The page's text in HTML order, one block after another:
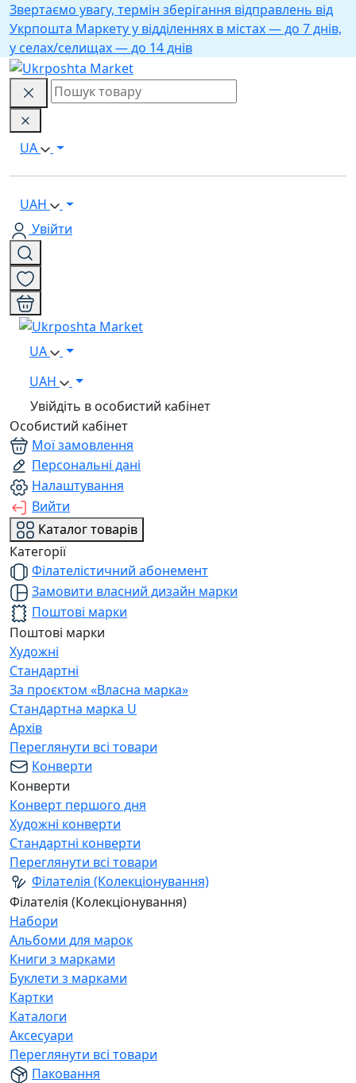
Звертаємо увагу, термін зберігання відправлень від
Укрпошта Маркету у відділеннях в містах — до 7 днів,
у селах/селищах — до 14 днів
UA
UAH
Увійти
UA
UAH
Увійдіть в особистий кабінет
Особистий кабінет
Мої замовлення
Персональні дані
Налаштування
Вийти
Каталог товарів
Категорії
Філателістичний абонемент
Замовити власний дизайн марки
Поштові марки
Поштові марки
Художні
Стандартні
За проєктом «Власна марка»
Стандартна марка U
Архів
Переглянути всі товари
Конверти
Конверти
Конверт першого дня
Художні конверти
Стандартні конверти
Переглянути всі товари
Філателія (Колекціонування)
Філателія (Колекціонування)
Набори
Альбоми для марок
Книги з марками
Буклети з марками
Картки
Каталоги
Аксесуари
Переглянути всі товари
Паковання